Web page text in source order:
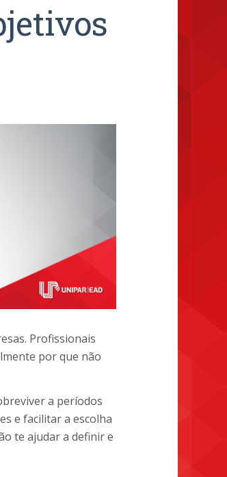
Profissionais
por que não
a períodos
e facilitar a escolha
te ajudar a definir e